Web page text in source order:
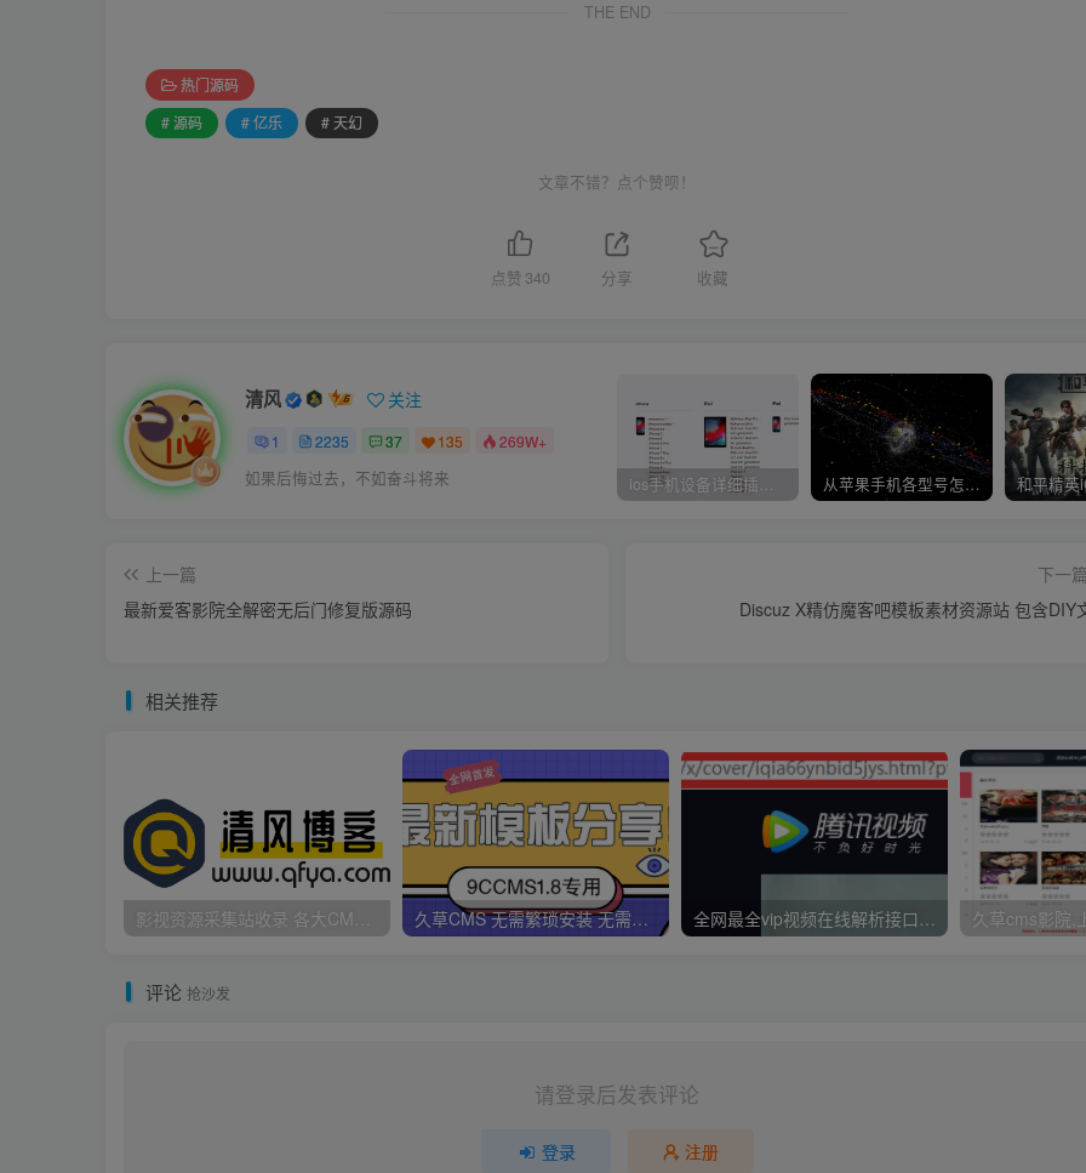
THE END
热门源码
# 源码
# 亿乐 # 天幻
文章不错？点个赞呗！
点赞 340 分享 收藏
清风 关注
1 2235 37 135 269W+
如果后悔过去，不如奋斗将来 ios手机设备详细插件平刷教程 从苹果手机各型号怎么越狱到怎么开科技完整教程
上一篇
最新爱客影院全解密无后门修复版源码
下一
Discuz X精仿魔客吧模板素材资源站 包含DIY
相关推荐
影视资源采集站收录 各大CMS采集资源站网址合集 久草CMS 无需繁琐安装 无需配置CK 无需手动更新 一分钟拥有30000视频资源 全网最全vip视频在线解析接口收藏分享
评论 抢沙发
请登录后发表评论
登录 注册